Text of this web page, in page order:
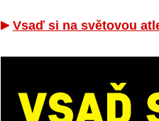
Vsaď si na světovou